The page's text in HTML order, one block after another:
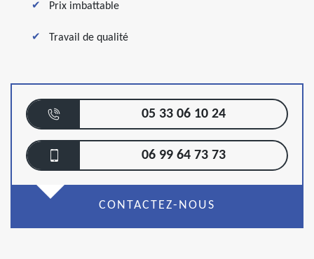
Prix imbattable
Travail de qualité
05 33 06 10 24
06 99 64 73 73
CONTACTEZ-NOUS